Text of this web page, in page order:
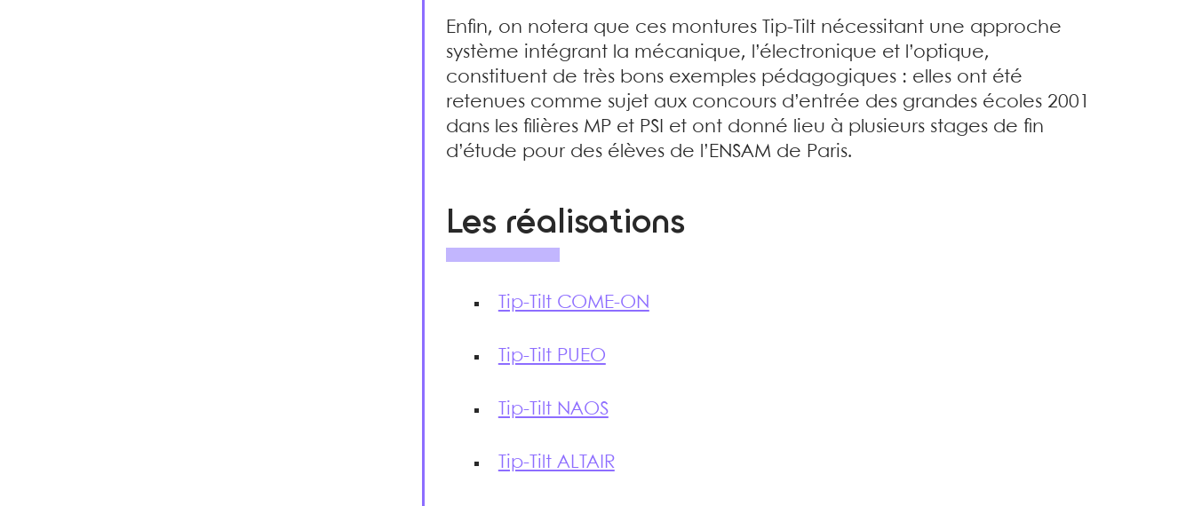
Enfin, on notera que ces montures Tip-Tilt nécessitant une approche
système intégrant la mécanique, l’électronique et l’optique,
constituent de très bons exemples pédagogiques : elles ont été
retenues comme sujet aux concours d’entrée des grandes écoles 2001
dans les filières MP et PSI et ont donné lieu à plusieurs stages de fin
d’étude pour des élèves de l’ENSAM de Paris.
Les réalisations
Tip-Tilt COME-ON
Tip-Tilt PUEO
Tip-Tilt NAOS
Tip-Tilt ALTAIR